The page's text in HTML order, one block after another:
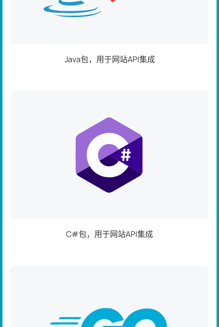
Java包，用于网站API集成
C#包，用于网站API集成